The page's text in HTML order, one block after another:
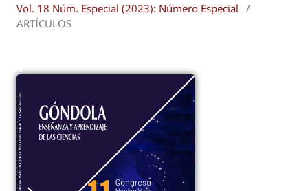
Vol. 18 Núm. Especial (2023): Número Especial
/
ARTÍCULOS